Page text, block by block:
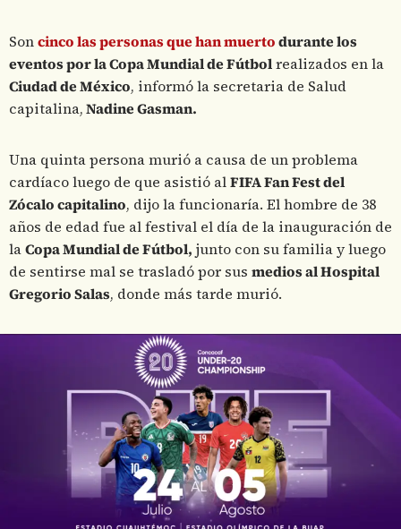
Soncinco las personas que han muertodurante los
eventos por la Copa Mundial de Fútbolrealizados en la
Ciudad de México, informó la secretaria de Salud
capitalina,Nadine Gasman.
Una quinta persona murió a causa de un problema
cardíaco luego de que asistió alFIFA Fan Fest del
Zócalo capitalino, dijo la funcionaría. El hombre de 38
años de edad fue al festival el día de la inauguración de
laCopa Mundial de Fútbol, junto con su familia y luego
de sentirse mal se trasladó por sus medios al Hospital
Gregorio Salas, donde más tarde murió.